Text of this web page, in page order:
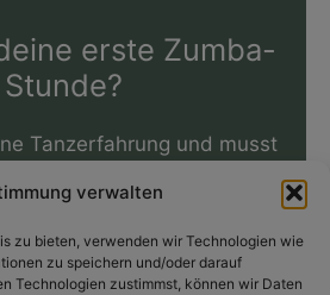
verwalten
zu bieten, verwenden wir Technologien wie
zu speichern und/oder darauf
Technologien zustimmst, können wir Daten
erste Zumba-
Stunde?
Tanzerfahrung und musst
Komm vorbei, probiere es
welcher Kurs zu dir
passt.